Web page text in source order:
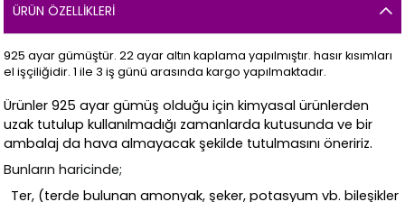
ÜRÜN ÖZELLIKLERI
925 ayar gümüştür. 22 ayar altın kaplama yapılmıştır. hasır kısımları
el işçiliğidir. 1 ile 3 iş günü arasında kargo yapılmaktadır.
Ürünler 925 ayar gümüş olduğu için kimyasal ürünlerden
uzak tutulup kullanılmadığı zamanlarda kutusunda ve bir
ambalaj da hava almayacak şekilde tutulmasını öneririz.
Bunların haricinde;
Ter, (terde bulunan amonyak, şeker, potasyum vb. bileşikler